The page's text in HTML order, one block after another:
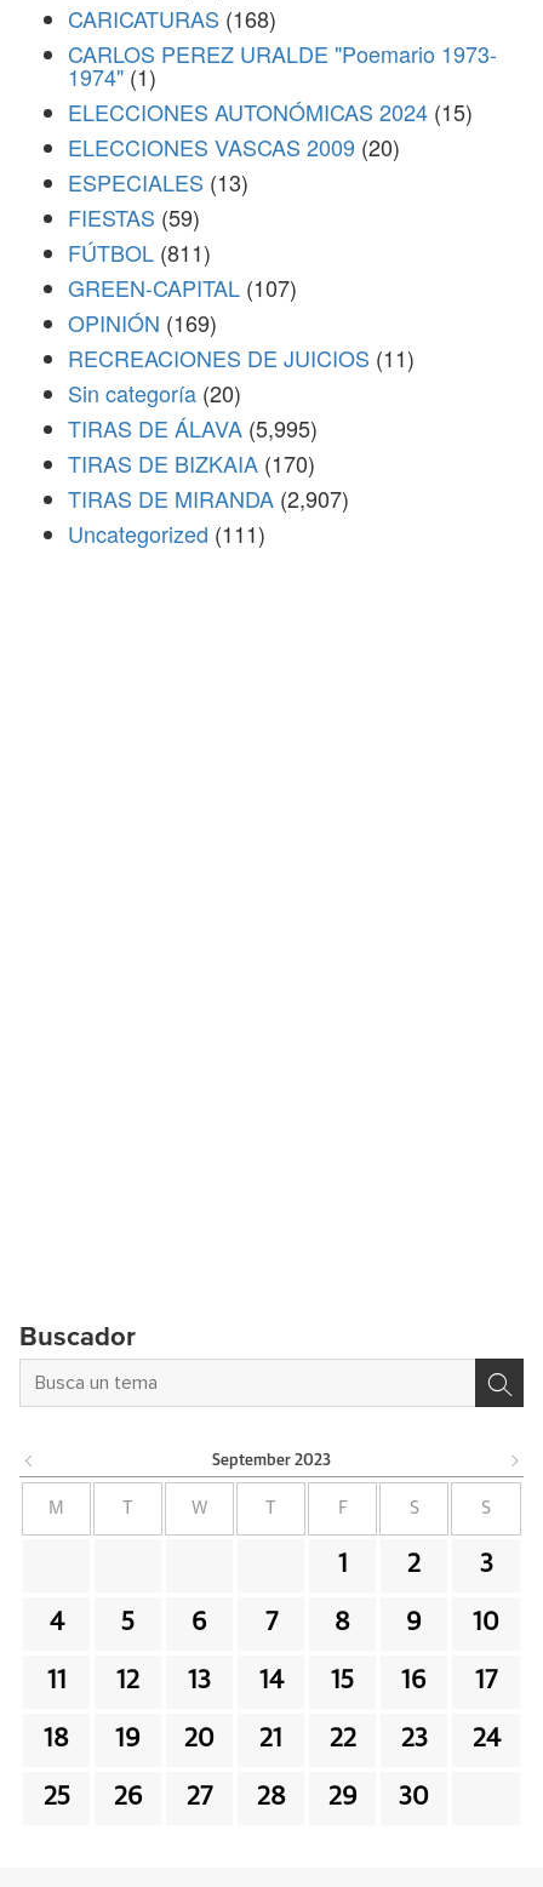
CARICATURAS (168)
CARLOS PEREZ URALDE "Poemario 1973-
1974" (1)
ELECCIONES AUTONÓMICAS 2024 (15)
ELECCIONES VASCAS 2009 (20)
ESPECIALES (13)
FIESTAS (59)
FÚTBOL (811)
GREEN-CAPITAL (107)
OPINIÓN (169)
RECREACIONES DE JUICIOS (11)
Sin categoría (20)
TIRAS DE ÁLAVA (5,995)
TIRAS DE BIZKAIA (170)
TIRAS DE MIRANDA (2,907)
Uncategorized (111)
Buscador
September 2023
M W F S S
1 2 3
4 5 6 7 8 9 10
11 12 13 14 15 16 17
18 19 20 21 22 23 24
25 26 27 28 29 30